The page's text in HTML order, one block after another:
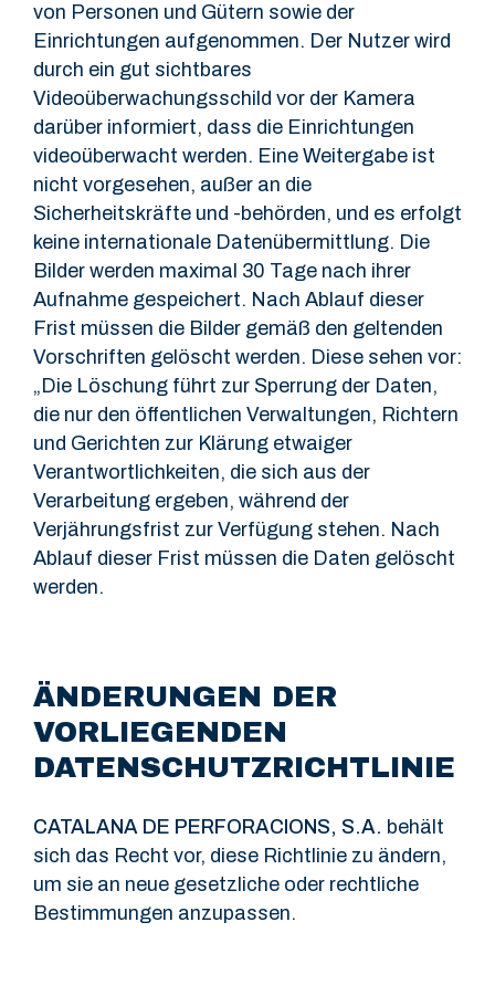
von Personen und Gütern sowie der
Einrichtungen aufgenommen. Der Nutzer wird
durch ein gut sichtbares
Videoüberwachungsschild vor der Kamera
darüber informiert, dass die Einrichtungen
videoüberwacht werden. Eine Weitergabe ist
nicht vorgesehen, außer an die
Sicherheitskräfte und -behörden, und es erfolgt
keine internationale Datenübermittlung. Die
Bilder werden maximal 30 Tage nach ihrer
Aufnahme gespeichert. Nach Ablauf dieser
Frist müssen die Bilder gemäß den geltenden
Vorschriften gelöscht werden. Diese sehen vor:
„Die Löschung führt zur Sperrung der Daten,
die nur den öffentlichen Verwaltungen, Richtern
und Gerichten zur Klärung etwaiger
Verantwortlichkeiten, die sich aus der
Verarbeitung ergeben, während der
Verjährungsfrist zur Verfügung stehen. Nach
Ablauf dieser Frist müssen die Daten gelöscht
werden.
ÄNDERUNGEN DER
VORLIEGENDEN
DATENSCHUTZRICHTLINIE
CATALANA DE PERFORACIONS, S.A. behält
sich das Recht vor, diese Richtlinie zu ändern,
um sie an neue gesetzliche oder rechtliche
Bestimmungen anzupassen.